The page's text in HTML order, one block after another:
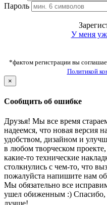
Пароль
У меня
*фактом регистрации вы
Политикой
×
Сообщить об ошибке
Друзья! Мы все время
надеемся, что новая версия
удобством, дизайном и
в любом творческом
какие-то технические
столкнулись с чем-то, что
пожалуйста напишите нам
Мы обязательно все
ушел обиженным :) Спасибо,
лучше!